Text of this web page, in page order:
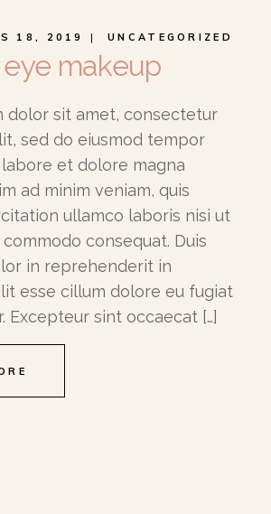
18, 2019 UNCATEGORIZED
makeup
dolor sit amet, consectetur
sed do eiusmod tempor
et dolore magna
ad minim veniam, quis
ullamco laboris nisi ut
consequat. Duis
in reprehenderit in
esse cillum dolore eu fugiat
Excepteur sint occaecat […]